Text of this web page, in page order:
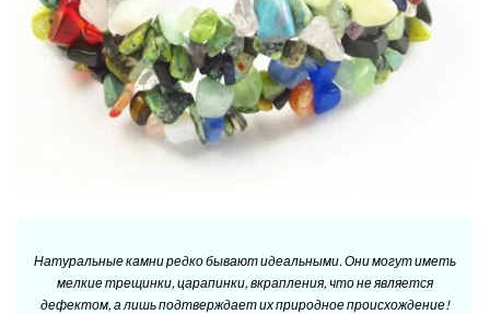
Натуральные камни редко бывают идеальными. Они могут иметь
мелкие трещинки, царапинки, вкрапления, что не является
дефектом, а лишь подтверждает их природное происхождение!